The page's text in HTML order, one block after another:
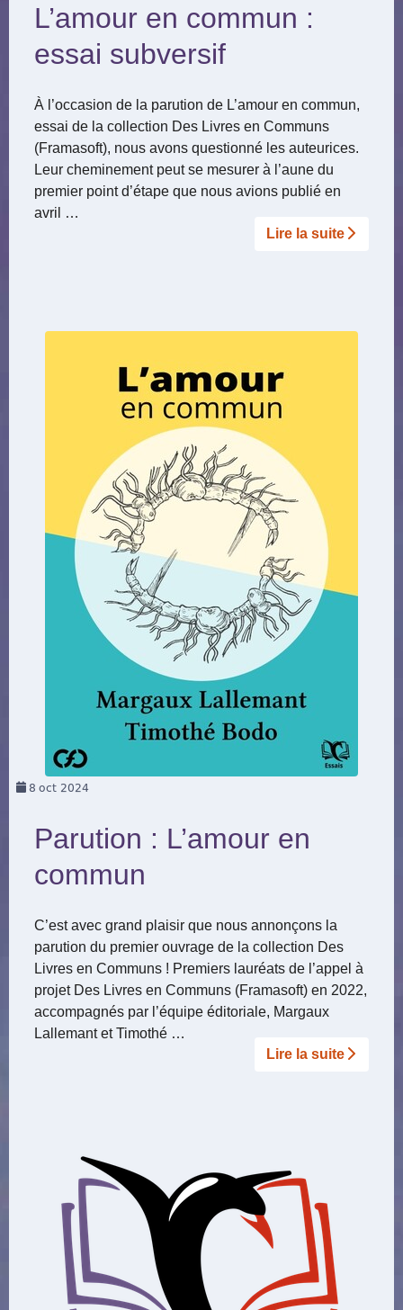
L’amour en commun :
essai subversif
À l’occasion de la parution de L’amour en commun,
essai de la collection Des Livres en Communs
(Framasoft), nous avons questionné les auteurices.
Leur cheminement peut se mesurer à l’aune du
premier point d’étape que nous avions publié en
avril …
Lire la suite­­
8 oct 2024
Parution : L’amour en
commun
C’est avec grand plaisir que nous annonçons la
parution du premier ouvrage de la collection Des
Livres en Communs ! Premiers lauréats de l’appel à
projet Des Livres en Communs (Framasoft) en 2022,
accompagnés par l’équipe éditoriale, Margaux
Lallemant et Timothé …
Lire la suite­­